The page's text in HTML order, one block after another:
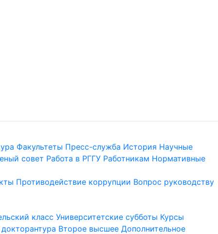
Факультеты Пресс-служба История Научные
совет Работа в РГГУ Работникам Нормативные
Противодействие коррупции Вопрос руководству
класс Университетские субботы Курсы
Второе высшее Дополнительное